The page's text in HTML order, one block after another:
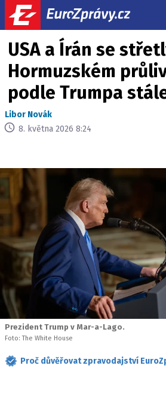
USA a Írán se
Hormuzském
podle Trumpa
Libor Novák
8. května 2026 8:24
Prezident Trump v Mar-a-Lago.
Foto: The White House
Proč důvěřovat zpravodajství